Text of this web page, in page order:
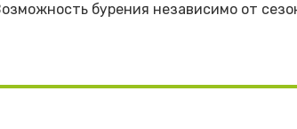
бурения независимо от